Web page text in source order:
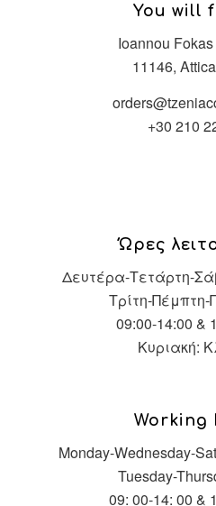
You will
Ioannou
11146,
+30 210
Ώρες
Δευτέρα-Τετάρτη-
Τρίτη-
09:00-14:00 &
Κυριακή:
Working
Monday-Wednesday-
Tuesday-
09: 00-14: 00 &